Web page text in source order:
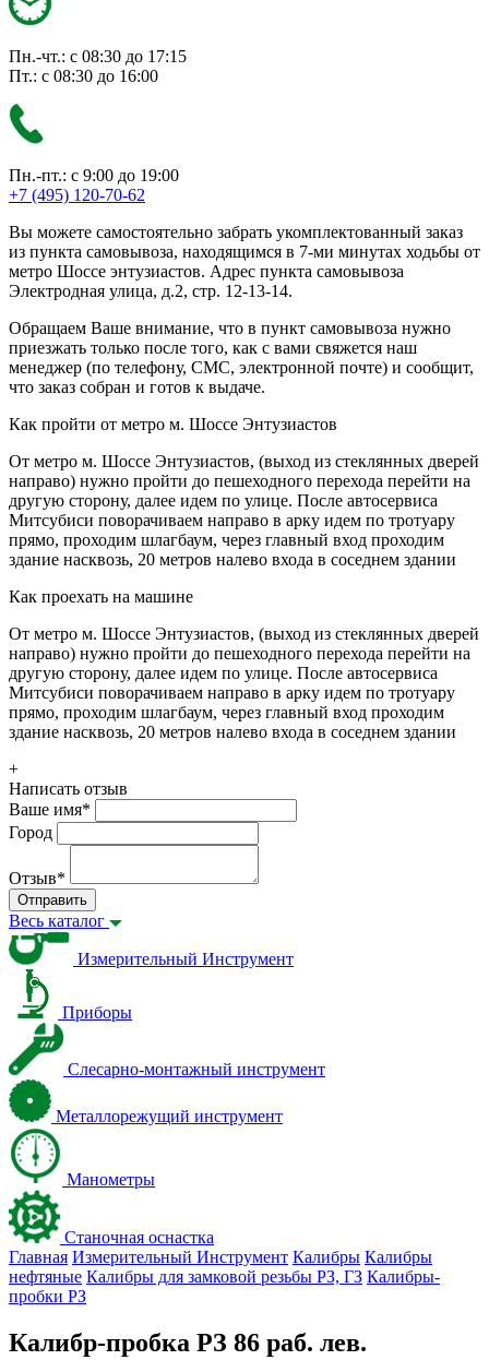
Пн.-чт.: с 08:30 до 17:15
Пт.: с 08:30 до 16:00
Пн.-пт.: с 9:00 до 19:00
+7 (495) 120-70-62
Вы можете самостоятельно забрать укомплектованный заказ
из пункта самовывоза, находящимся в 7-ми минутах ходьбы от
метро Шоссе энтузиастов. Адрес пункта самовывоза
Электродная улица, д.2, стр. 12-13-14.
Обращаем Ваше внимание, что в пункт самовывоза нужно
приезжать только после того, как с вами свяжется наш
менеджер (по телефону, СМС, электронной почте) и сообщит,
что заказ собран и готов к выдаче.
Как пройти от метро м. Шоссе Энтузиастов
От метро м. Шоссе Энтузиастов, (выход из стеклянных дверей
направо) нужно пройти до пешеходного перехода перейти на
другую сторону, далее идем по улице. После автосервиса
Митсубиси поворачиваем направо в арку идем по тротуару
прямо, проходим шлагбаум, через главный вход проходим
здание насквозь, 20 метров налево входа в соседнем здании
Как проехать на машине
От метро м. Шоссе Энтузиастов, (выход из стеклянных дверей
направо) нужно пройти до пешеходного перехода перейти на
другую сторону, далее идем по улице. После автосервиса
Митсубиси поворачиваем направо в арку идем по тротуару
прямо, проходим шлагбаум, через главный вход проходим
здание насквозь, 20 метров налево входа в соседнем здании
+
Написать отзыв
Ваше имя*
Город
Отзыв*
Отправить
Весь каталог
Измерительный Инструмент
Приборы
Слесарно-монтажный инструмент
Металлорежущий инструмент
Манометры
Станочная оснастка
Главная Измерительный Инструмент Калибры Калибры
нефтяные Калибры для замковой резьбы PЗ, ГЗ Калибры-
пробки PЗ
Калибр-пробка РЗ 86 раб. лев.